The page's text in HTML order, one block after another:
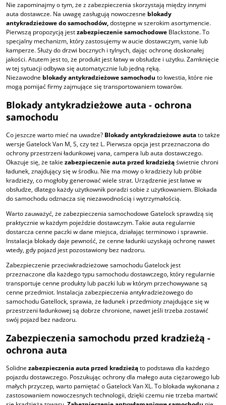
Nie zapominajmy o tym, że z zabezpieczenia skorzystają między innymi
auta dostawcze. Na uwagę zasługują nowoczesne blokady
antykradzieżowe do samochodów,dostępne w szerokim asortymencie.
Pierwszą propozycją jestzabezpieczenie samochodowe Blackstone. To
specjalny mechanizm, który zastosujemy w aucie dostawczym, vanie lub
kamperze. Służy do drzwi bocznych i tylnych, dając ochronę doskonałej
jakości. Atutem jest to, że produkt jest łatwy w obsłudze i użytku. Zamknięcie
w tej sytuacji odbywa się automatycznie lub jedną ręką.
Niezawodne blokady antykradzieżowe samochodu to kwestia, które nie
mogą pomijać firmy zajmujące się transportowaniem towarów.
Blokady antykradzieżowe auta - ochrona
samochodu
Co jeszcze warto mieć na uwadze? Blokady antykradzieżowe autato także
wersje Gatelock Van M, S, czy też L. Pierwsza opcja jest przeznaczona do
ochrony przestrzeni ładunkowej vana, campera lub auta dostawczego.
Okazuje się, że takie zabezpieczenie auta przed kradzieżąświetnie chroni
ładunek, znajdujący się w środku. Nie ma mowy o kradzieży lub próbie
kradzieży, co mogłoby generować wiele strat. Urządzenie jest łatwe w
obsłudze, dlatego każdy użytkownik poradzi sobie z użytkowaniem. Blokada
do samochoduodznacza się niezawodnością i wytrzymałością.
Warto zauważyć, że zabezpieczenia samochodowe Gatelock sprawdzą się
praktycznie w każdym pojeździe dostawczym. Takie auta regularnie
dostarcza cenne paczki w dane miejsca, działając terminowo i sprawnie.
Instalacja blokady daje pewność, że cenne ładunki uzyskają ochronę nawet
wtedy, gdy pojazd jest pozostawiony bez nadzoru.
Zabezpieczenie przeciwkradzieżowe samochoduGatelock jest
przeznaczone dla każdego typu samochodu dostawczego, który regularnie
transportuje cenne produkty lub paczki lub w którym przechowywane są
cenne przedmiot. Instalacja zabezpieczenia antykradzieżowego do
samochoduGatellock, sprawia, że ładunek i przedmioty znajdujące się w
przestrzeni ładunkowej są dobrze chronione, nawet jeśli trzeba zostawić
swój pojazd bez nadzoru.
Zabezpieczenia samochodu przed kradzieżą -
ochrona auta
Solidne zabezpieczenia auta przed kradzieżąto podstawa dla każdego
pojazdu dostawczego. Poszukując ochrony dla małego auta ciężarowego lub
małych przyczep, warto pamiętać o Gatelock Van XL. To blokada wykonana z
zastosowaniem nowoczesnych technologii, dzięki czemu nie trzeba martwić